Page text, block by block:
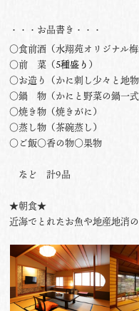
・・・お品書き・・・
○食前酒（水翔苑オリジナル梅
○前 菜（5種盛り ）
○お造り（かに刺し少々と地物
○鍋 物（かにと野菜の鍋一式
○焼き物（焼きがに）
○蒸し物（茶碗蒸し）
○ご飯○香の物○果物
など 計9品
★朝食★
近海でとれたお魚や地産地消